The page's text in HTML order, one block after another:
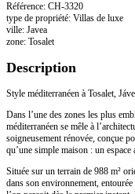
Référence: CH-3320
type de propriété: Villas de luxe
ville: Javea
zone: Tosalet
Description
Style méditerranéen à Tosalet,
Dans l’une des zones les plus
méditerranéen se mêle à
soigneusement rénovée, conçue
qu’une simple maison : un
Située sur un terrain de 988 m²
dans son environnement,